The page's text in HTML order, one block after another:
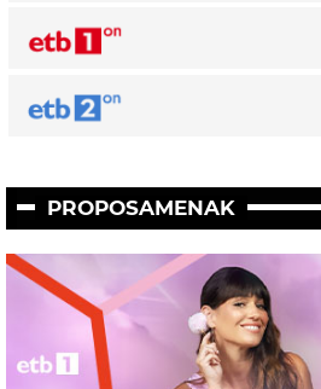
PROPOSAMENAK